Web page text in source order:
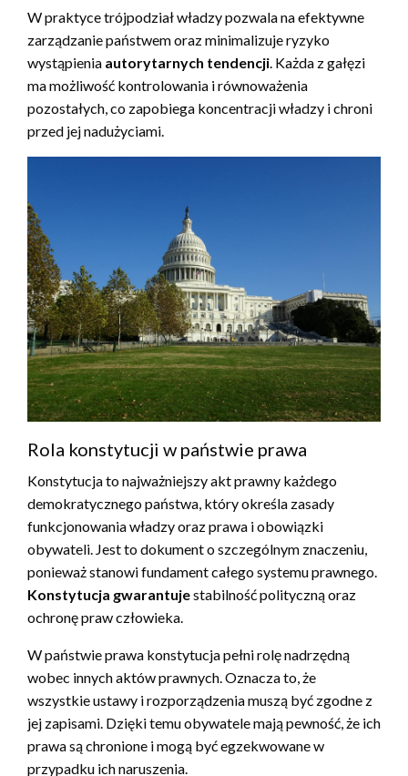
W praktyce trójpodział władzy pozwala na efektywne
zarządzanie państwem oraz minimalizuje ryzyko
wystąpienia autorytarnych tendencji. Każda z gałęzi
ma możliwość kontrolowania i równoważenia
pozostałych, co zapobiega koncentracji władzy i chroni
przed jej nadużyciami.
Rola konstytucji w państwie prawa
Konstytucja to najważniejszy akt prawny każdego
demokratycznego państwa, który określa zasady
funkcjonowania władzy oraz prawa i obowiązki
obywateli. Jest to dokument o szczególnym znaczeniu,
ponieważ stanowi fundament całego systemu prawnego.
Konstytucja gwarantujestabilność polityczną oraz
ochronę praw człowieka.
W państwie prawa konstytucja pełni rolę nadrzędną
wobec innych aktów prawnych. Oznacza to, że
wszystkie ustawy i rozporządzenia muszą być zgodne z
jej zapisami. Dzięki temu obywatele mają pewność, że ich
prawa są chronione i mogą być egzekwowane w
przypadku ich naruszenia.